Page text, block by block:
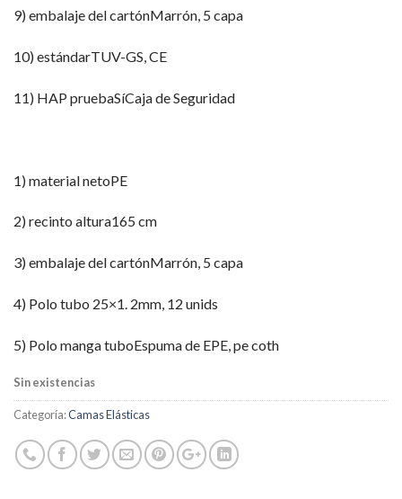
9) embalaje del cartónMarrón, 5 capa
10) estándarTUV-GS, CE
11) HAP pruebaSíCaja de Seguridad
1) material netoPE
2) recinto altura165 cm
3) embalaje del cartónMarrón, 5 capa
4) Polo tubo 25×1. 2mm, 12 unids
5) Polo manga tuboEspuma de EPE, pe coth
Sin existencias
Categoría:Camas Elásticas